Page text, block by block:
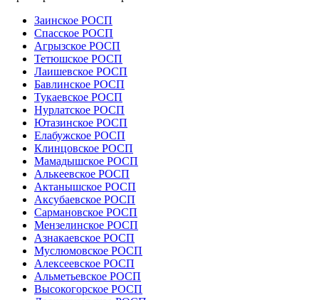
Заинское РОСП
Спасское РОСП
Агрызское РОСП
Тетюшское РОСП
Лаишевское РОСП
Бавлинское РОСП
Тукаевское РОСП
Нурлатское РОСП
Ютазинское РОСП
Елабужское РОСП
Клинцовское РОСП
Мамадышское РОСП
Алькеевское РОСП
Актанышское РОСП
Аксубаевское РОСП
Сармановское РОСП
Мензелинское РОСП
Азнакаевское РОСП
Муслюмовское РОСП
Алексеевское РОСП
Альметьевское РОСП
Высокогорское РОСП